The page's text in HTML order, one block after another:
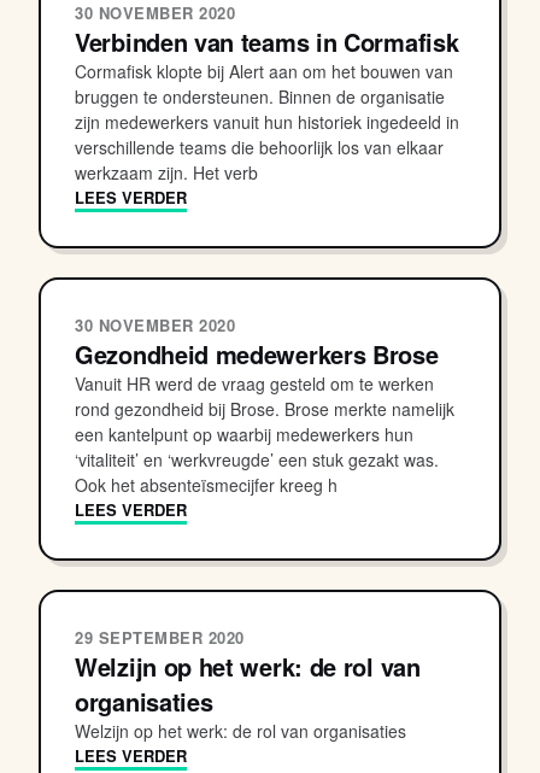
30 NOVEMBER 2020
Verbinden van teams in Cormafisk
Cormafisk klopte bij Alert aan om het bouwen van
bruggen te ondersteunen. Binnen de organisatie
zijn medewerkers vanuit hun historiek ingedeeld in
verschillende teams die behoorlijk los van elkaar
werkzaam zijn. Het verb
LEES VERDER
30 NOVEMBER 2020
Gezondheid medewerkers Brose
Vanuit HR werd de vraag gesteld om te werken
rond gezondheid bij Brose. Brose merkte namelijk
een kantelpunt op waarbij medewerkers hun
‘vitaliteit’ en ‘werkvreugde’ een stuk gezakt was.
Ook het absenteïsmecijfer kreeg h
LEES VERDER
29 SEPTEMBER 2020
Welzijn op het werk: de rol van
organisaties
Welzijn op het werk: de rol van organisaties
LEES VERDER